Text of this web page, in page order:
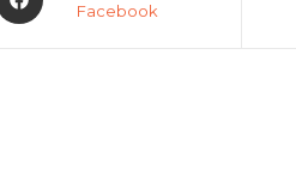
Facebook